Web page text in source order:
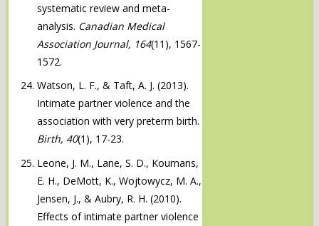
systematic review and meta-
analysis. Canadian Medical
Association Journal, 164(11), 1567-
1572.
Watson, L. F., & Taft, A. J. (2013).
Intimate partner violence and the
association with very preterm birth.
Birth, 40(1), 17-23.
Leone, J. M., Lane, S. D., Koumans,
E. H., DeMott, K., Wojtowycz, M. A.,
Jensen, J., & Aubry, R. H. (2010).
Effects of intimate partner violence